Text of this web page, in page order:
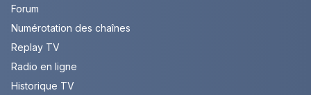
Forum
Numérotation des chaînes
Replay TV
Radio en ligne
Historique TV